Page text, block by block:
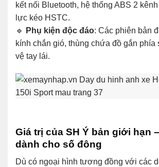
kết nối Bluetooth, hệ thống ABS 2
lực kéo HSTC.
🔹
Phụ kiện độc đáo: Các phiên bản
kính chắn gió, thùng chứa đồ gắn phía
vệ tay lái.
Giá trị của SH Ý bản giới hạn
dành cho số đông
Dù có ngoại hình tương đồng với các